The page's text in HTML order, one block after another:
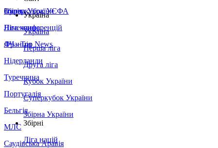
Збірна України
Італія
Німеччина
Франція
Нідерланди
Туреччина
Португалія
Бельгія
МЛС
Саудівська Аравія
Суперкубок УЄФА
Ліга конференцій
ЛЧ - Top News
Україна
Україна
Перша ліга
Друга ліга
Кубок України
Суперкубок України
Збірна України
Збірні
Ліга націй